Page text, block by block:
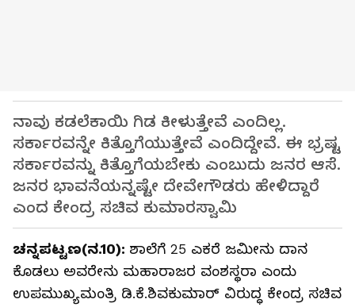
ನಾವು ಕಡಲೆಕಾಯಿ ಗಿಡ ಕೀಳುತ್ತೇವೆ ಎಂದಿಲ್ಲ.
ಸರ್ಕಾರವನ್ನೇ ಕಿತ್ತೊಗೆಯುತ್ತೇವೆ ಎಂದಿದ್ದೇವೆ. ಈ ಭ್ರಷ್ಟ
ಸರ್ಕಾರವನ್ನು ಕಿತ್ತೊಗೆಯಬೇಕು ಎಂಬುದು ಜನರ ಆಸೆ.
ಜನರ ಭಾವನೆಯನ್ನಷ್ಟೇ ದೇವೇಗೌಡರು ಹೇಳಿದ್ದಾರೆ
ಎಂದ ಕೇಂದ್ರ ಸಚಿವ ಕುಮಾರಸ್ವಾಮಿ
ಚನ್ನಪಟ್ಟಣ(ನ.10): ಶಾಲೆಗೆ 25 ಎಕರೆ ಜಮೀನು ದಾನ
ಕೊಡಲು ಅವರೇನು ಮಹಾರಾಜರ ವಂಶಸ್ಥರಾ ಎಂದು
ಉಪಮುಖ್ಯಮಂತ್ರಿ ಡಿ.ಕೆ.ಶಿವಕುಮಾರ್ ವಿರುದ್ಧ ಕೇಂದ್ರ ಸಚಿವ